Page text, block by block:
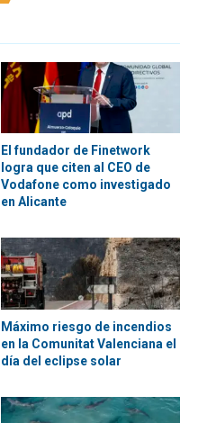
El fundador de Finetwork
logra que citen al CEO de
Vodafone como investigado
en Alicante
Máximo riesgo de incendios
en la Comunitat Valenciana el
día del eclipse solar